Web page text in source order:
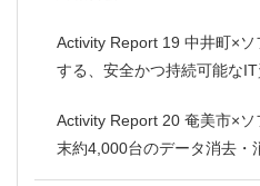
Activity Report 19 中井町×
する、安全かつ持続可能なIT
Activity Report 20 奄美市×
末約4,000台のデータ消去・